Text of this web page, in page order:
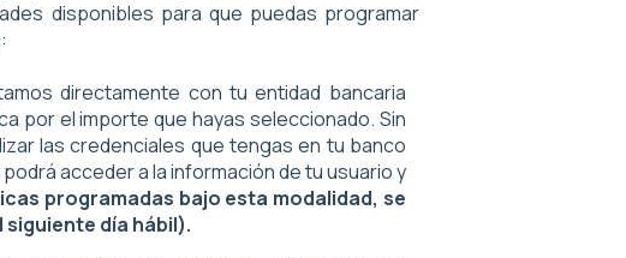
disponibles para que puedas programar
directamente con tu entidad bancaria
por el importe que hayas seleccionado. Sin
las credenciales que tengas en tu banco
acceder a la información de tu usuario y
programadas bajo esta modalidad, se
siguiente día hábil).